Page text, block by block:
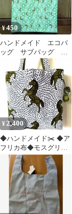
¥450
ハンドメイド エコバ
ッグ サブバッグ コ
ンビニバッグ キウイ
¥ 2,400
◆ハンドメイド✂️ ◆ア
フリカ布◆モスグリー
ン馬柄◆トートバッ
グ・ショルダーバッグ